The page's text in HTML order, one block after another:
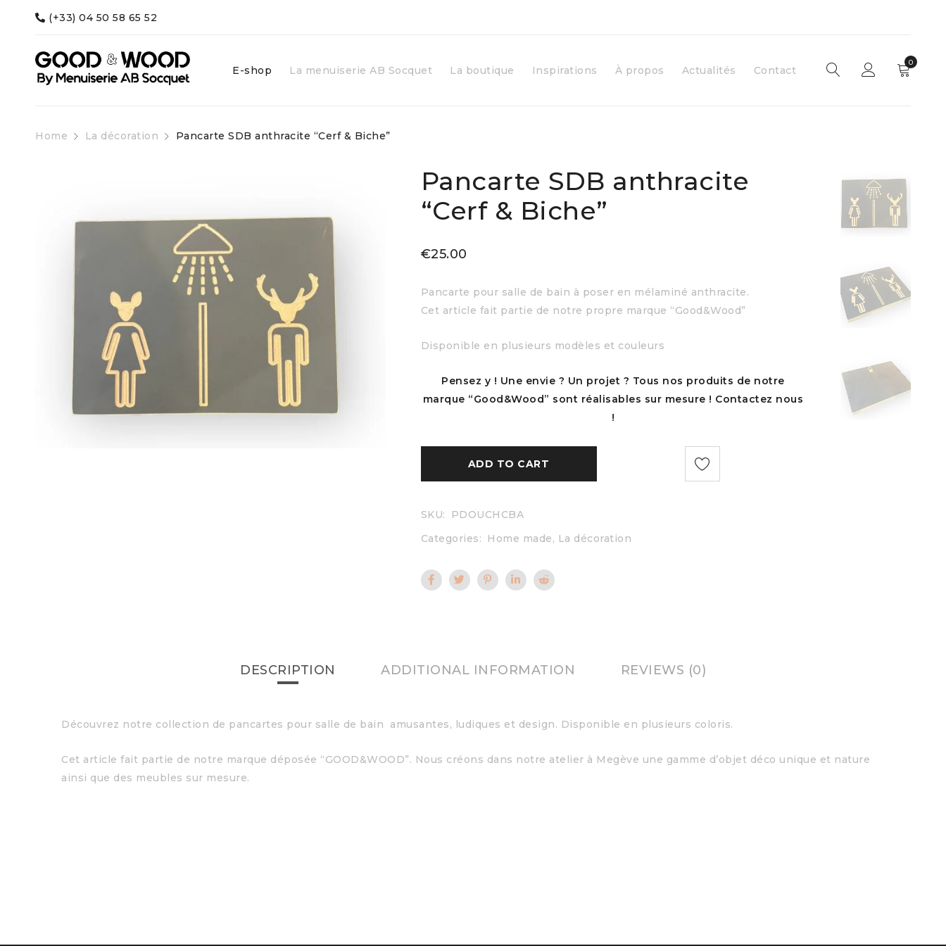
(+33) 04 50 58 65 52
E-shop La menuiserie AB Socquet La boutique Inspirations À propos Actualités Contact
0
Home La décoration Pancarte SDB anthracite “Cerf & Biche”
Pancarte SDB anthracite
“Cerf & Biche”
€25.00
Pancarte pour salle de bain à poser en mélaminé anthracite.
Cet article fait partie de notre propre marque “Good&Wood”
Disponible en plusieurs modèles et couleurs
Pensez y ! Une envie ? Un projet ? Tous nos produits de notre
marque “Good&Wood” sont réalisables sur mesure ! Contactez nous
!
ADD TO CART
SKU:
PDOUCHCBA
Categories:
Home made, La décoration
DESCRIPTION ADDITIONAL INFORMATION REVIEWS (0)
Découvrez notre collection de pancartes pour salle de bain amusantes, ludiques et design. Disponible en plusieurs coloris.
Cet article fait partie de notre marque déposée “GOOD&WOOD”. Nous créons dans notre atelier à Megève une gamme d’objet déco unique et nature
ainsi que des meubles sur mesure.